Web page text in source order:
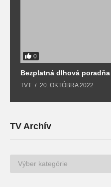
0
Bezplatná dlhová
TVT 20. OKTÓBRA 2022
TV Archív
TV
Archív